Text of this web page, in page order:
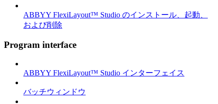
ABBYY FlexiLayout™ Studio のインストール、起動、
および削除
Program interface
ABBYY FlexiLayout™ Studio インターフェイス
バッチウィンドウ